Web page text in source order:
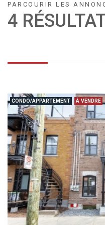
PARCOURIR LES
4
CONDO/APPARTEMENT À VENDRE